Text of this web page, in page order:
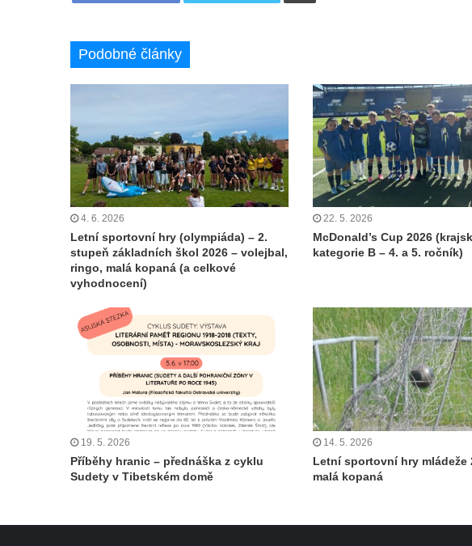
Podobné články
4. 6. 2026
Letní sportovní hry (olympiáda) – 2.
stupeň základních škol 2026 – volejbal,
ringo, malá kopaná (a celkové
vyhodnocení)
22. 5. 2026
McDonald’s Cup 2026
kategorie B – 4. a 5. ročník)
19. 5. 2026
Příběhy hranic – přednáška z cyklu
Sudety v Tibetském domě
14. 5. 2026
Letní sportovní hry mládeže
malá kopaná